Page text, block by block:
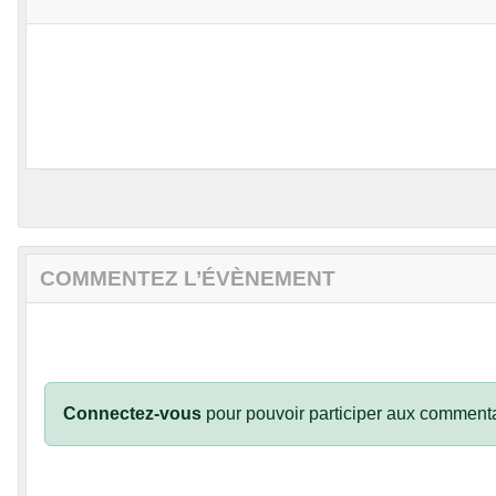
COMMENTEZ L’ÉVÈNEMENT
Connectez-vous pour pouvoir participer aux